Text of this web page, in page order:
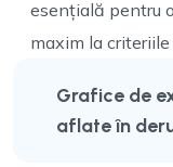
esențială pentru
maxim la criteriile
Grafice de
aflate în